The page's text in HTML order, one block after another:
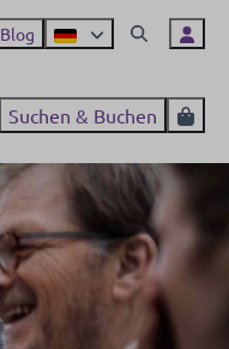
Blog
Suchen & Buchen